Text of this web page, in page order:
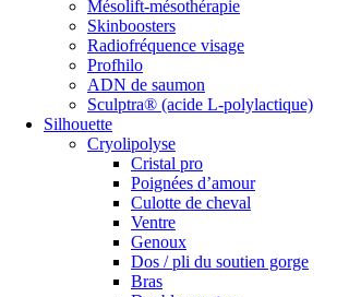
Mésolift-mésothérapie
Skinboosters
Radiofréquence visage
Profhilo
ADN de saumon
Sculptra® (acide L-polylactique)
Silhouette
Cryolipolyse
Cristal pro
Poignées d’amour
Culotte de cheval
Ventre
Genoux
Dos / pli du soutien gorge
Bras